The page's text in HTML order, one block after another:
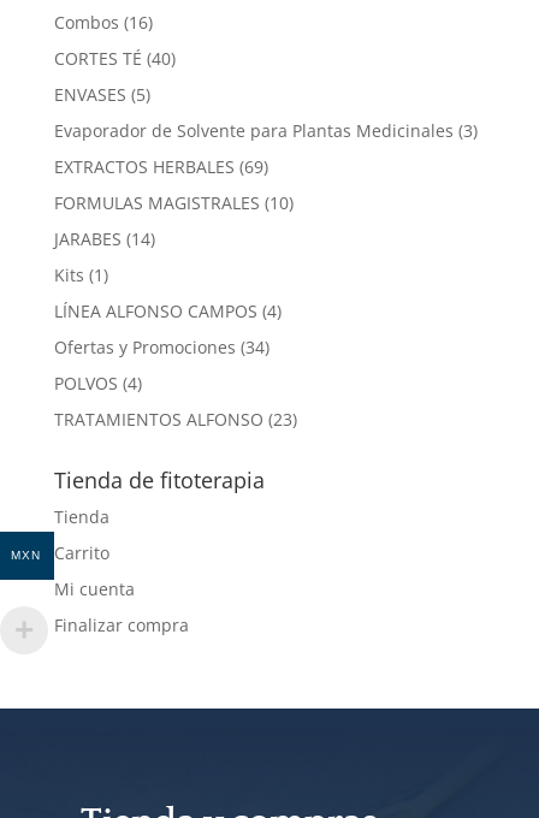
Combos 1616
productos
CORTES TÉ 4040
ENVASES 55
productos
Evaporador de Solvente para Plantas Medicinales 33
EXTRACTOS HERBALES 6969
productos
FORMULAS MAGISTRALES 1010
JARABES 1414
Kits 11
producto
LÍNEA ALFONSO CAMPOS 44
Ofertas y Promociones 3434
POLVOS 44
productos
TRATAMIENTOS ALFONSO 2323
Tienda de fitoterapia
Tienda
Carrito
Mi cuenta
Finalizar compra
MXN